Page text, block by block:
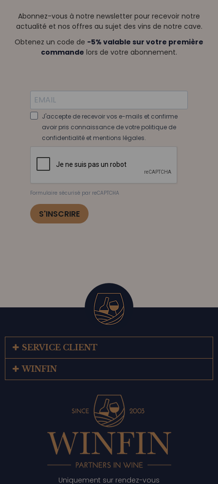
Abonnez-vous à notre newsletter pour recevoir notre
actualité et nos offres au sujet des vins de notre cave.
Obtenez un code de -5% valable sur votre première
commande lors de votre abonnement.
J'accepte de recevoir vos e-mails et confirme
avoir pris connaissance de votre politique de
confidentialité et mentions légales.
Formulaire sécurisé par reCAPTCHA
S'INSCRIRE
SERVICE CLIENT
WINFIN
Uniquement sur rendez-vous